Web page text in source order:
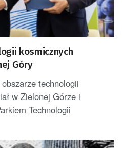
kosmicznych
Góry
technologii
w Zielonej Górze i
Technologii